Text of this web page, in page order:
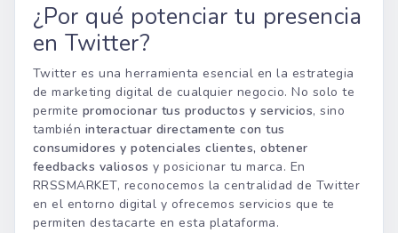
¿Por qué potenciar tu presencia
en Twitter?
Twitter es una herramienta esencial en la estrategia
de marketing digital de cualquier negocio. No solo te
permite promocionar tus productos y servicios, sino
también interactuar directamente con tus
consumidores y potenciales clientes, obtener
feedbacks valiosos y posicionar tu marca. En
RRSSMARKET, reconocemos la centralidad de Twitter
en el entorno digital y ofrecemos servicios que te
permiten destacarte en esta plataforma.